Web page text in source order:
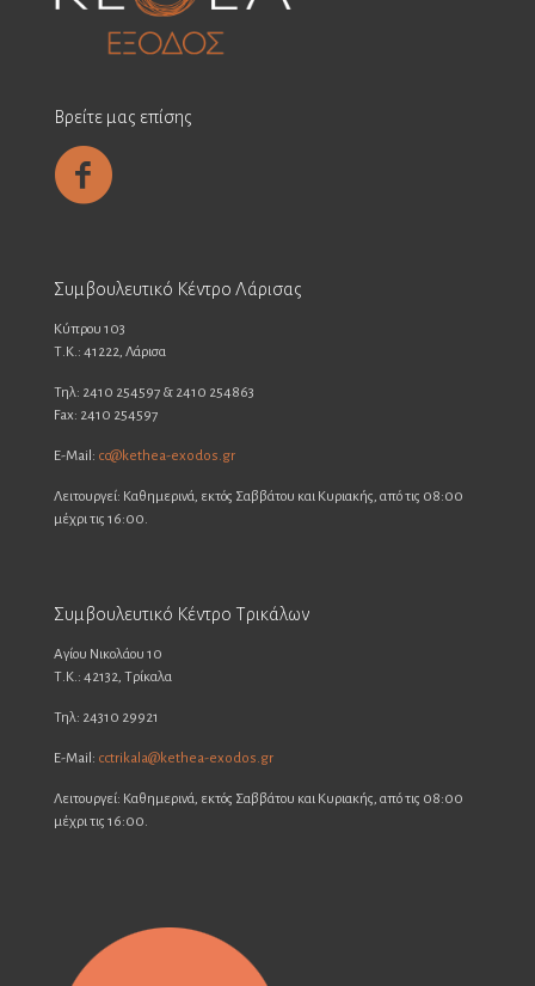
Βρείτε μας επίσης
Συμβουλευτικό Κέντρο Λάρισας
Κύπρου 103
Τ.Κ.: 41222, Λάρισα
Τηλ: 2410 254597 & 2410 254863
Fax: 2410 254597
E-Mail: cc@kethea-exodos.gr
Λειτουργεί: Καθημερινά, εκτός Σαββάτου και Κυριακής, από τις 08:00
μέχρι τις 16:00.
Συμβουλευτικό Κέντρο Τρικάλων
Αγίου Νικολάου 10
Τ.Κ.: 42132, Τρίκαλα
Τηλ: 24310 29921
E-Mail: cctrikala@kethea-exodos.gr
Λειτουργεί: Καθημερινά, εκτός Σαββάτου και Κυριακής, από τις 08:00
μέχρι τις 16:00.